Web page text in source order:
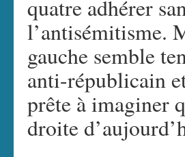
quatre adhérer
l’antisémitisme.
gauche semble
anti-républicain
prête à imaginer
droite